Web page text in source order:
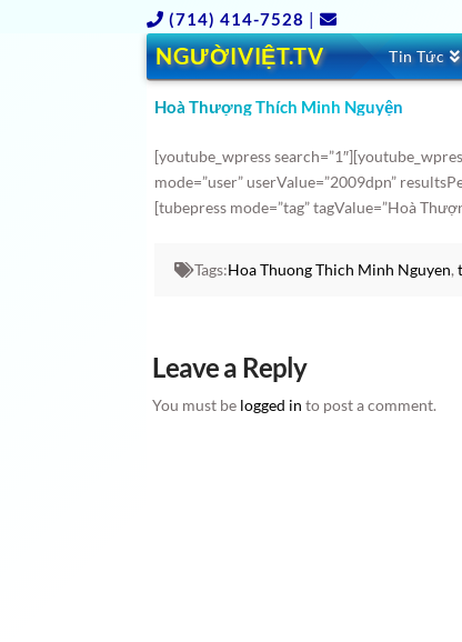
(714) 414-7528 |
NGƯỜIVIỆT.TV Tin Tức
Hoà Thượng Thích Minh Nguyện
[youtube_wpress
mode=”user” userValue=”2009dpn”
[tubepress mode=”tag” tagValue=”Hoà
Tags:Hoa Thuong Thich Minh Nguyen,
Leave a Reply
You must be logged in to post a comment.